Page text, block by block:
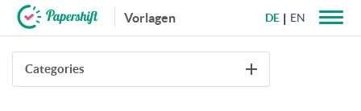
Vorlagen
+49 721 50 95 79 69
DE EN
Categories